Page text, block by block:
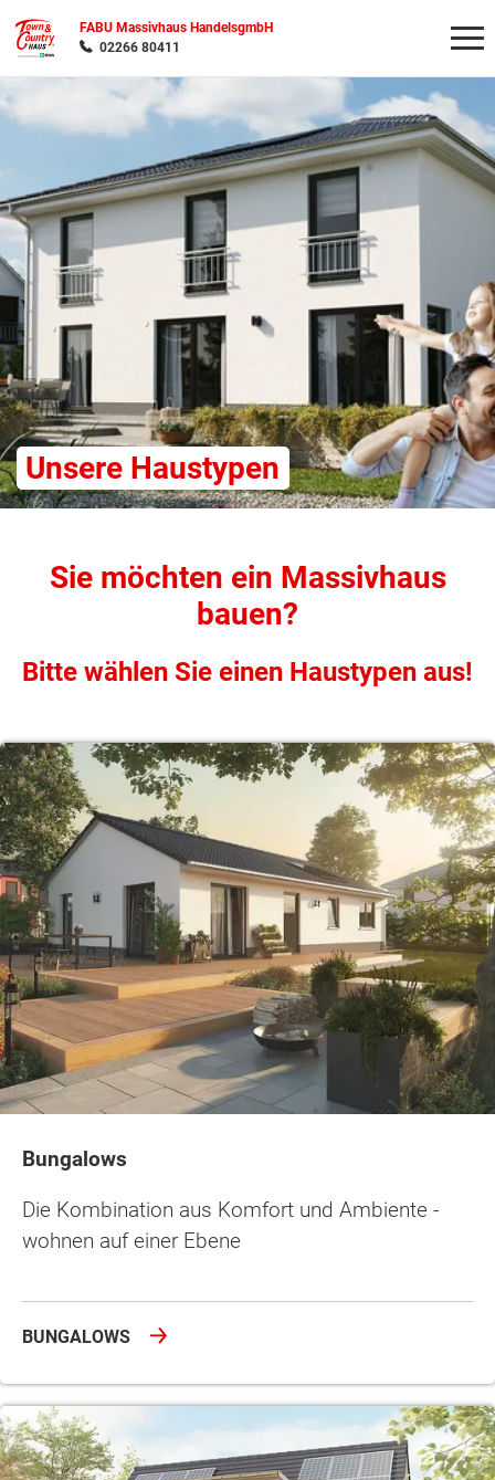
FABU Massivhaus HandelsgmbH
02266 80411
Unsere Haustypen
Sie möchten ein Massivhaus
bauen?
Bitte wählen Sie einen Haustypen aus!
Bungalows
Die Kombination aus Komfort und Ambiente -
wohnen auf einer Ebene
BUNGALOWS
Wonach möchten Sie suchen?